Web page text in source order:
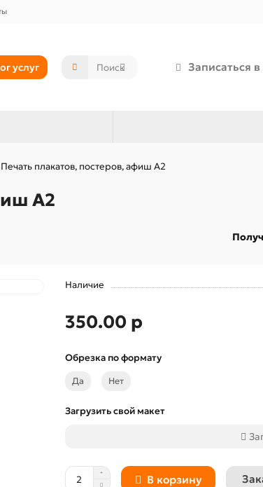
услуг Записаться
Печать плакатов, постеров, афиш А2
А2
Наличие
350.00 р
Обрезка по формату
Да Нет
Загрузить свой макет
В корзину